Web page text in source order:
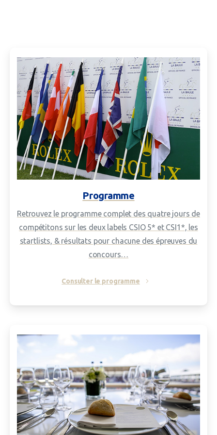
Programme
Retrouvez le programme complet des quatre jours de
compétitons sur les deux labels CSIO 5* et CSI1*, les
startlists, & résultats pour chacune des épreuves du
concours…
Consulter le programme